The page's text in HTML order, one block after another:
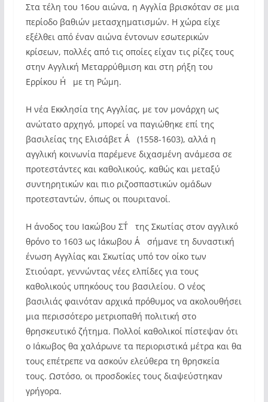
Στα τέλη του 16ου αιώνα, η Αγγλία βρισκόταν σε μια
περίοδο βαθιών μετασχηματισμών. Η χώρα είχε
εξέλθει από έναν αιώνα έντονων εσωτερικών
κρίσεων, πολλές από τις οποίες είχαν τις ρίζες τους
στην Αγγλική Μεταρρύθμιση και στη ρήξη του
Ερρίκου Η΄ με τη Ρώμη.
Η νέα Εκκλησία της Αγγλίας, με τον μονάρχη ως
ανώτατο αρχηγό, μπορεί να παγιώθηκε επί της
βασιλείας της Ελισάβετ Α΄ (1558-1603), αλλά η
αγγλική κοινωνία παρέμενε διχασμένη ανάμεσα σε
προτεστάντες και καθολικούς, καθώς και μεταξύ
συντηρητικών και πιο ριζοσπαστικών ομάδων
προτεσταντών, όπως οι πουριτανοί.
Η άνοδος του Ιακώβου ΣΤ΄ της Σκωτίας στον αγγλικό
θρόνο το 1603 ως Ιάκωβου Α΄ σήμανε τη δυναστική
ένωση Αγγλίας και Σκωτίας υπό τον οίκο των
Στιούαρτ, γεννώντας νέες ελπίδες για τους
καθολικούς υπηκόους του βασιλείου. Ο νέος
βασιλιάς φαινόταν αρχικά πρόθυμος να ακολουθήσει
μια περισσότερο μετριοπαθή πολιτική στο
θρησκευτικό ζήτημα. Πολλοί καθολικοί πίστεψαν ότι
ο Ιάκωβος θα χαλάρωνε τα περιοριστικά μέτρα και θα
τους επέτρεπε να ασκούν ελεύθερα τη θρησκεία
τους. Ωστόσο, οι προσδοκίες τους διαψεύστηκαν
γρήγορα.